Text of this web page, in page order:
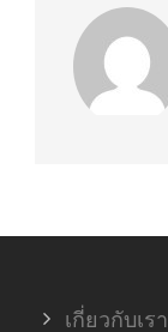
เกี่ยวกับเรา